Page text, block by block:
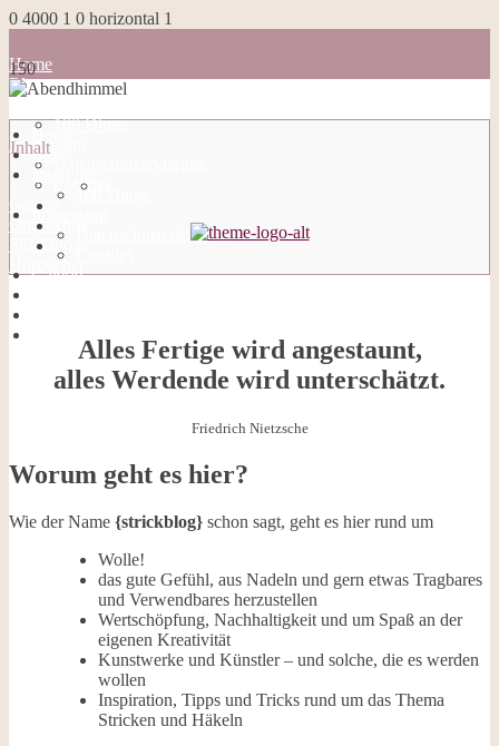
0 4000 1 0 horizontal 1
Home
Blog
100 Dinge
Impressum
Cookies
Galerie
Opal-Abos
Strickblogs
Hörbücher
150
Home
Blog
about me
100 Dinge
Impressum
Datenschutzerklärung
Galerie
Inhalt
Alles Fertige wird angestaunt,
alles Werdende wird unterschätzt.
Friedrich Nietzsche
Worum geht es hier?
Wie der Name {strickblog} schon sagt, geht es hier rund um
Wolle!
das gute Gefühl, aus Nadeln und gern etwas Tragbares
und Verwendbares herzustellen
Wertschöpfung, Nachhaltigkeit und um Spaß an der
eigenen Kreativität
Kunstwerke und Künstler – und solche, die es werden
wollen
Inspiration, Tipps und Tricks rund um das Thema
Stricken und Häkeln